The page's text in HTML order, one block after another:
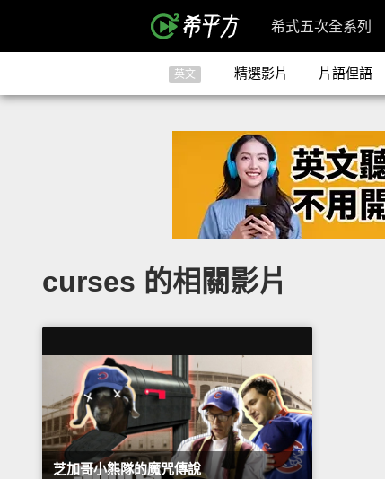
希式五次全系列
英文 精選影片 片語俚語
curses 的相關影片
芝加哥小熊隊的魔咒傳說